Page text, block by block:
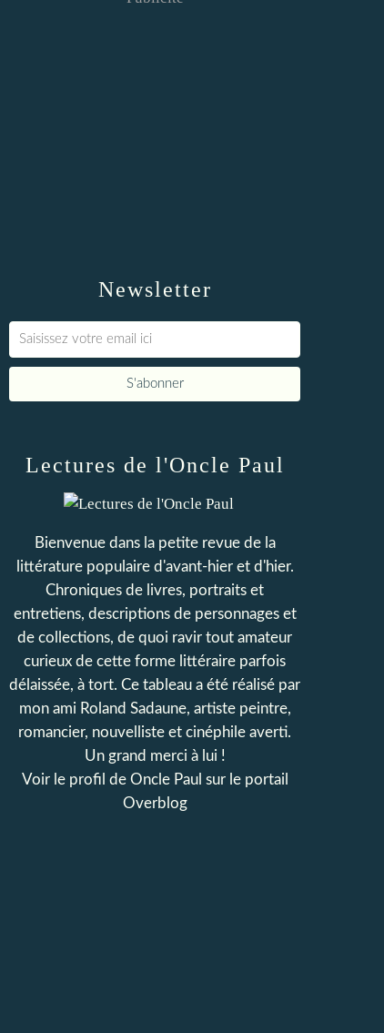
Newsletter
Lectures de l'Oncle Paul
Bienvenue dans la petite revue de la
littérature populaire d'avant-hier et d'hier.
Chroniques de livres, portraits et
entretiens, descriptions de personnages et
de collections, de quoi ravir tout amateur
curieux de cette forme littéraire parfois
délaissée, à tort. Ce tableau a été réalisé par
mon ami Roland Sadaune, artiste peintre,
romancier, nouvelliste et cinéphile averti.
Un grand merci à lui !
Voir le profil de Oncle Paul sur le portail
Overblog